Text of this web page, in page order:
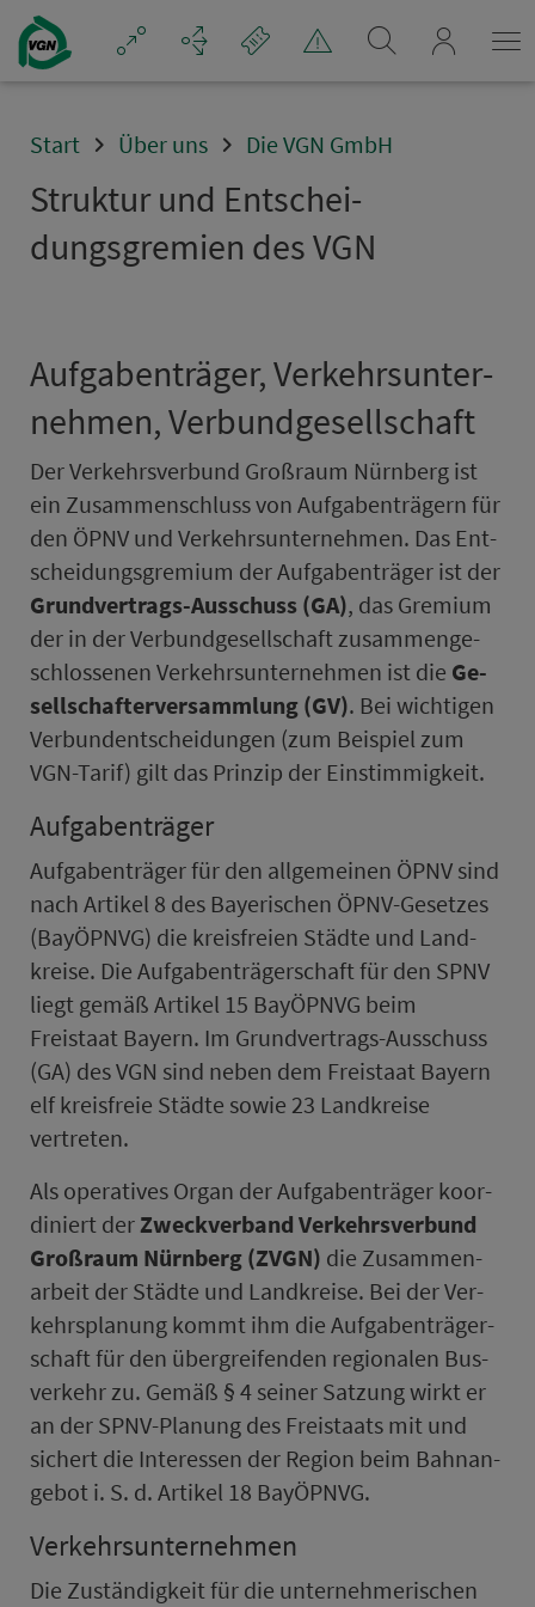
Navigation überspringen
Start Über uns Die VGN GmbH
Struktur und Ent­schei­
dungsgremien des VGN
Auf­ga­ben­träger, Ver­kehrs­un­ter­
neh­men, Ver­bund­ge­sell­schaft
Der Ver­kehrs­ver­bund Groß­raum Nürn­berg ist
ein Zu­sam­men­schluss von Auf­ga­ben­trägern für
den ÖPNV und Ver­kehrs­un­ter­neh­men. Das Ent­
schei­dungs­gremium der Auf­ga­ben­träger ist der
Grund­ver­trags-Ausschuss (GA), das Gremium
der in der Ver­bund­ge­sell­schaft zu­sam­men­ge­
schlos­senen Ver­kehrs­un­ter­neh­men ist die Ge­
sell­schafter­ver­samm­lung (GV). Bei wichtigen
Verbundent­schei­dungen (zum Beispiel zum
VGN-Tarif) gilt das Prinzip der Einstimmigkeit.
Auf­ga­ben­träger
Auf­ga­ben­träger für den allgemeinen ÖPNV sind
nach Artikel 8 des Bay­e­rischen ÖPNV-Gesetzes
(BayÖPNVG) die kreis­freien Städte und Land­
kreise. Die Auf­ga­ben­träger­schaft für den SPNV
liegt gemäß Artikel 15 BayÖPNVG beim
Freistaat Bayern. Im Grund­ver­trags-Ausschuss
(GA) des VGN sind neben dem Freistaat Bayern
elf kreis­freie Städte sowie 23 Land­kreise
vertreten.
Als operatives Organ der Auf­ga­ben­träger ko­or­
di­niert derZweck­ver­band Ver­kehrs­ver­bund
Groß­raum Nürn­berg (ZVGN) die Zu­sam­men­
arbeit der Städte und Land­kreise. Bei der Ver­
kehrs­pla­nung kommt ihm die Auf­ga­ben­träger­
schaft für den über­grei­fenden regionalen Bus­
ver­kehr zu. Gemäß § 4 seiner Satzung wirkt er
an der SPNV-Planung des Freistaats mit und
sichert die Interessen der Region beim Bahnan­
ge­bot i. S. d. Artikel 18 BayÖPNVG.
Ver­kehrs­un­ter­neh­men
Die Zu­stän­digkeit für die unternehmerischen